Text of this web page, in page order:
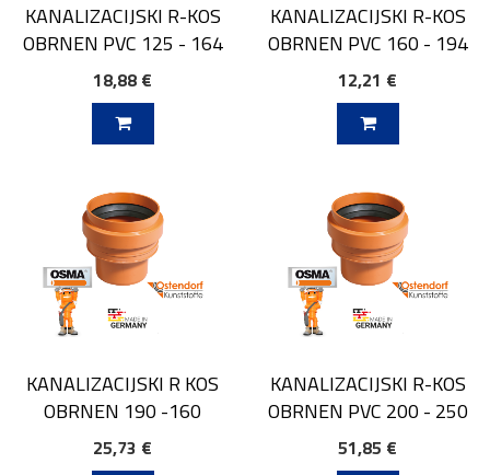
KANALIZACIJSKI R-KOS
OBRNEN PVC 125 - 164
18,88 €
KANALIZACIJSKI R-KOS
OBRNEN PVC 160 - 194
12,21 €
KANALIZACIJSKI R KOS
OBRNEN 190 -160
25,73 €
KANALIZACIJSKI R-KOS
OBRNEN PVC 200 - 250
51,85 €